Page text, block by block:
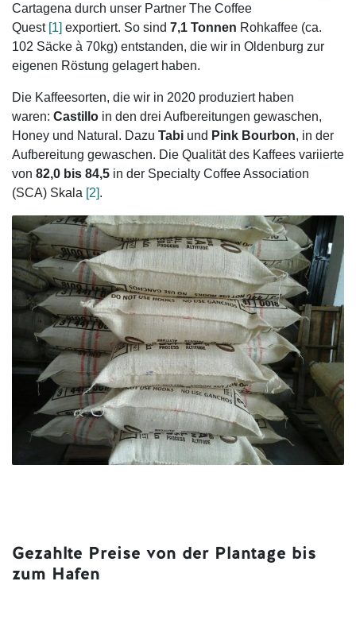
Cartagena durch unser Partner The Coffee
Quest [1] exportiert. So sind 7,1 Tonnen Rohkaffee (ca.
102 Säcke à 70kg) entstanden, die wir in Oldenburg zur
eigenen Röstung gelagert haben.
Die Kaffeesorten, die wir in 2020 produziert haben
waren: Castillo in den drei Aufbereitungen gewaschen,
Honey und Natural. Dazu Tabi und Pink Bourbon, in der
Aufbereitung gewaschen. Die Qualität des Kaffees variierte
von 82,0 bis 84,5 in der Specialty Coffee Association
(SCA) Skala [2].
Gezahlte Preise von der Plantage bis
zum Hafen